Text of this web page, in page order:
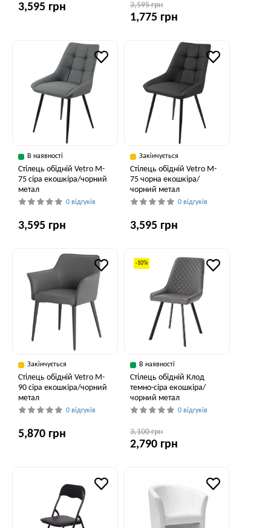
3,595 грн 3,595 грн
1,775 грн
В наявності
Стілець обідній Vetro M-
75 сіра екошкіра/чорний
метал
0 відгуків
3,595 грн
Закінчується
Стілець обідній Vetro M-
75 чорна екошкіра/
чорний метал
0 відгуків
3,595 грн
Закінчується
Стілець обідній Vetro M-
90 сіра екошкіра/чорний
метал
0 відгуків
5,870 грн
-10%
В наявності
Стілець обідній Клод
темно-сіра екошкіра/
чорний метал
0 відгуків
3,100 грн
2,790 грн